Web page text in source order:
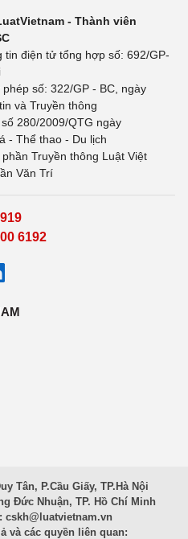
- Thành viên
điện tử tổng hợp số: 692/GP-
số: 322/GP - BC, ngày
và Truyền thông
280/2009/QTG ngày
- Thể thao - Du lịch
Truyền thông Luật Việt
Văn Trí
6192
Tân, P.Cầu Giấy, TP.Hà Nội
Đức Nhuận, TP. Hồ Chí Minh
cskh@luatvietnam.vn
và các quyền liên quan: